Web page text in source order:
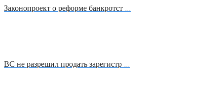
Законопроект о реформе банкротст …
ВС не разрешил продать зарегистр …